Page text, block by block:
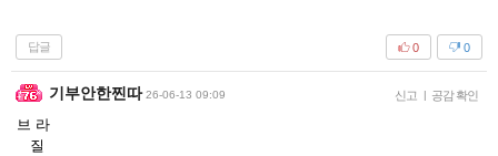
답글 0
0
기부안한찐따 26-06-13 09:09 신고 | 공감 확인
브 라
질